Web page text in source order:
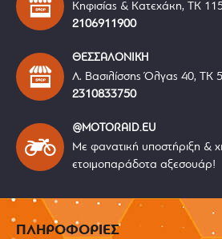
Κηφισίας & Κατεχάκη, ΤΚ
2106911900
ΘΕΣΣΑΛΟΝΙΚΗ
Λ. Βασιλίσσης Όλγας 40, ΤΚ
2310833750
@MOTORAID.EU
Με φανατική υποστήριξη &
ετοιμοπαράδοτα αξεσουάρ!
ΠΛΗΡΟΦΟΡΙΕΣ